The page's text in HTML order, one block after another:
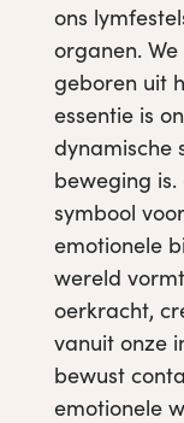
ons
organen.
geboren uit
essentie is
dynamische
beweging is
symbool
emotionele
wereld
oerkracht,
vanuit onze
bewust
emotionele